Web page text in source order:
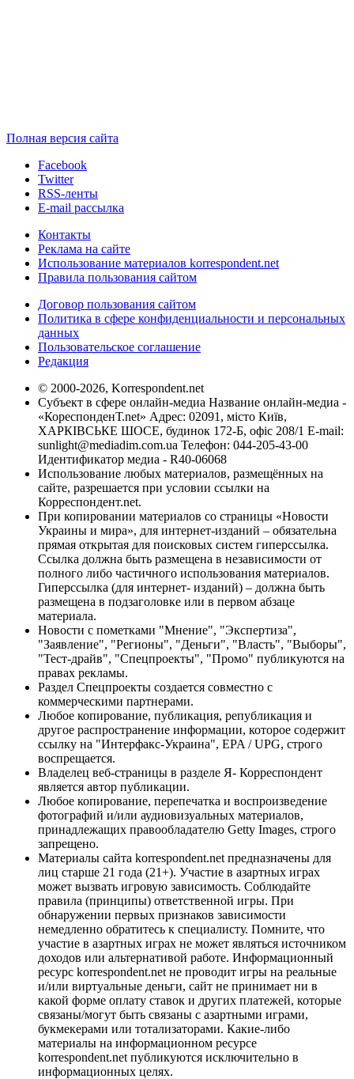
Полная версия сайта
Facebook
Twitter
RSS-ленты
E-mail рассылка
Контакты
Реклама на сайте
Использование материалов korrespondent.net
Правила пользования сайтом
Договор пользования сайтом
Политика в сфере конфиденциальности и персональных
данных
Пользовательское соглашение
Редакция
© 2000-2026, Korrespondent.net
Субъект в сфере онлайн-медиа Название онлайн-медиа -
«КореспонденТ.net» Адрес: 02091, місто Київ,
ХАРКІВСЬКЕ ШОСЕ, будинок 172-Б, офіс 208/1 E-mail:
sunlight@mediadim.com.ua Телефон: 044-205-43-00
Идентификатор медиа - R40-06068
Использование любых материалов, размещённых на
сайте, разрешается при условии ссылки на
Корреспондент.net.
При копировании материалов со страницы «Новости
Украины и мира», для интернет-изданий – обязательна
прямая открытая для поисковых систем гиперссылка.
Ссылка должна быть размещена в независимости от
полного либо частичного использования материалов.
Гиперссылка (для интернет- изданий) – должна быть
размещена в подзаголовке или в первом абзаце
материала.
Новости с пометками "Мнение", "Экспертиза",
"Заявление", "Регионы", "Деньги", "Власть", "Выборы",
"Тест-драйв", "Спецпроекты", "Промо" публикуются на
правах рекламы.
Раздел Спецпроекты создается совместно с
коммерческими партнерами.
Любое копирование, публикация, републикация и
другое распространение информации, которое содержит
ссылку на "Интерфакс-Украина", EPA / UPG, строго
воспрещается.
Владелец веб-страницы в разделе Я- Корреспондент
является автор публикации.
Любое копирование, перепечатка и воспроизведение
фотографий и/или аудиовизуальных материалов,
принадлежащих правообладателю Getty Images, строго
запрещено.
Материалы сайта korrespondent.net предназначены для
лиц старше 21 года (21+). Участие в азартных играх
может вызвать игровую зависимость. Соблюдайте
правила (принципы) ответственной игры. При
обнаружении первых признаков зависимости
немедленно обратитесь к специалисту. Помните, что
участие в азартных играх не может являться источником
доходов или альтернативой работе. Информационный
ресурс korrespondent.net не проводит игры на реальные
и/или виртуальные деньги, сайт не принимает ни в
какой форме оплату ставок и других платежей, которые
связаны/могут быть связаны с азартными играми,
букмекерами или тотализаторами. Какие-либо
материалы на информационном ресурсе
korrespondent.net публикуются исключительно в
информационных целях.